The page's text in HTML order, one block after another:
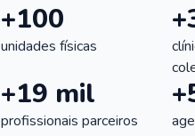
+100
unidades físicas
+19 mil
profissionais parceiros